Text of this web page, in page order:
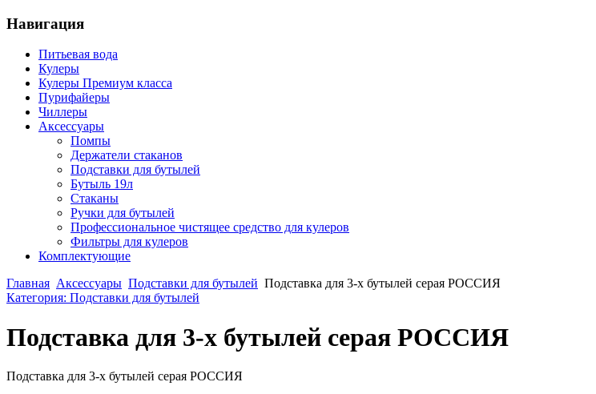
Навигация
Питьевая вода
Кулеры
Кулеры Премиум класса
Пурифайеры
Чиллеры
Аксессуары
Помпы
Держатели стаканов
Подставки для бутылей
Бутыль 19л
Стаканы
Ручки для бутылей
Профессиональное чистящее средство для кулеров
Фильтры для кулеров
Комплектующие
Главная Аксессуары Подставки для бутылей Подставка для 3-х бутылей серая РОССИЯ
Категория: Подставки для бутылей
Подставка для 3-х бутылей серая РОССИЯ
Подставка для 3-х бутылей серая РОССИЯ